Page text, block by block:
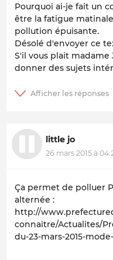
Pourquoi ai-je fait un
être la fatigue
pollution épuisante.
Désolé d'envoyer ce
S'il vous plait madame
donner des sujets
little jo
26 mars 2015 à
Ça permet de polluer
alternée :
http://
connaitre/Actualites/
du-23-mars-2015-